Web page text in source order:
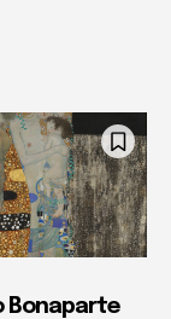
Bonaparte